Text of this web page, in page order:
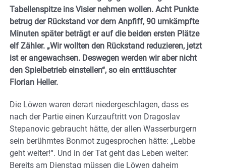
Tabellenspitze ins Visier nehmen wollen. Acht Punkte
betrug der Rückstand vor dem Anpfiff, 90 umkämpfte
Minuten später beträgt er auf die beiden ersten Plätze
elf Zähler. „Wir wollten den Rückstand reduzieren, jetzt
ist er angewachsen. Deswegen werden wir aber nicht
den Spielbetrieb einstellen“, so ein enttäuschter
Florian Heller.
Die Löwen waren derart niedergeschlagen, dass es
nach der Partie einen Kurzauftritt von Dragoslav
Stepanovic gebraucht hätte, der allen Wasserburgern
sein berühmtes Bonmot zugesprochen hätte: „Lebbe
geht weiter!“. Und in der Tat geht das Leben weiter:
Bereits am Dienstag müssen die Löwen daheim